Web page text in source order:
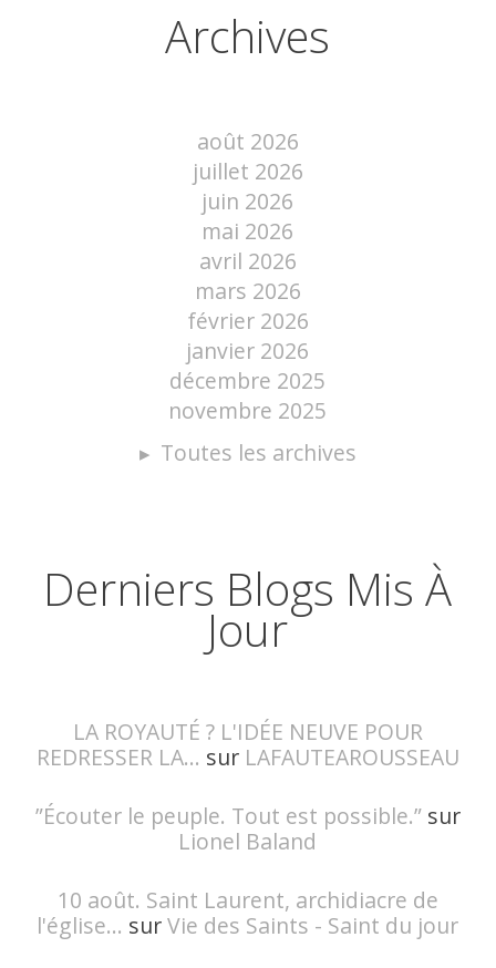
Archives
août 2026
juillet 2026
juin 2026
mai 2026
avril 2026
mars 2026
février 2026
janvier 2026
décembre 2025
novembre 2025
Toutes les archives
Derniers Blogs Mis À
Jour
LA ROYAUTÉ ? L'IDÉE NEUVE POUR
REDRESSER LA... sur LAFAUTEAROUSSEAU
”Écouter le peuple. Tout est possible.”sur
Lionel Baland
10 août. Saint Laurent, archidiacre de
l'église... surVie des Saints - Saint du jour